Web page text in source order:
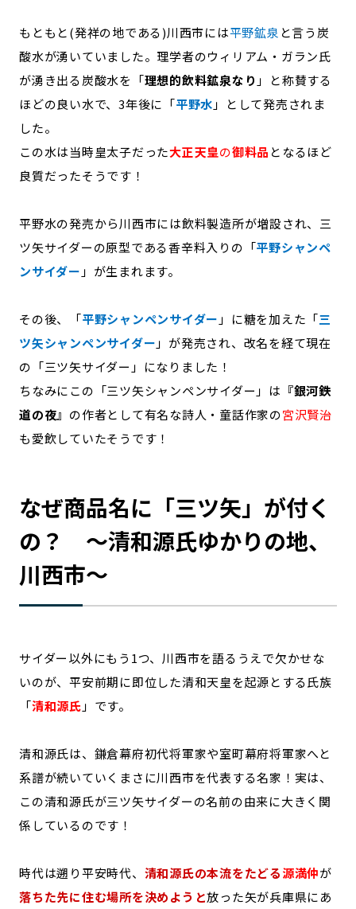
もともと(発祥の地である)川西市には平野鉱泉 と言う炭
酸水が湧いていました。理学者のウィリアム・ガラン氏
が湧き出る炭酸水を「理想的飲料鉱泉なり 」と称賛する
ほどの良い水で、3年後に「平野水 」として発売されま
した。
この水は当時皇太子だった大正天皇の御料品 となるほど
良質だったそうです！
平野水の発売から川西市には飲料製造所が増設され、三
ツ矢サイダーの原型である香辛料入りの「平野シャンペ
ンサイダー 」が生まれます。
その後、「平野シャンペンサイダー 」に糖を加えた「三
ツ矢シャンペンサイダー 」が発売され、改名を経て現在
の「三ツ矢サイダー」になりました！
ちなみにこの「三ツ矢シャンペンサイダー」は 『銀河鉄
道の夜』 の作者として有名な詩人・童話作家の宮沢賢治
も愛飲していたそうです！
なぜ商品名に「三ツ矢」が付く
の？ ～清和源氏ゆかりの地、
川西市～
サイダー以外にもう1つ、川西市を語るうえで欠かせな
いのが、平安前期に即位した清和天皇を起源とする氏族
「清和源氏 」です。
清和源氏は、鎌倉幕府初代将軍家や室町幕府将軍家へと
系譜が続いていくまさに川西市を代表する名家！実は、
この清和源氏が三ツ矢サイダーの名前の由来に大きく関
係しているのです！
時代は遡り平安時代、 清和源氏の本流をたどる源満仲が
落ちた先に住む場所を決めようと放った矢が兵庫県にあ